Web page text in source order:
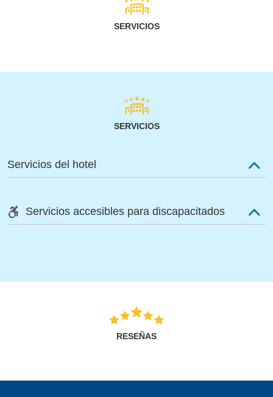
SERVICIOS
SERVICIOS
Servicios del hotel
Servicios accesibles para discapacitados
RESEÑAS